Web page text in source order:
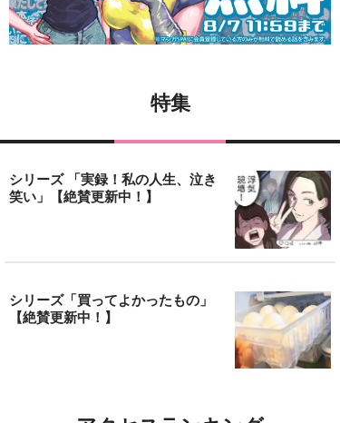
特集
シリーズ 「実録！私の人生、泣き
笑い」【絶賛更新中！】
シリーズ「買ってよかったもの」
【絶賛更新中！】